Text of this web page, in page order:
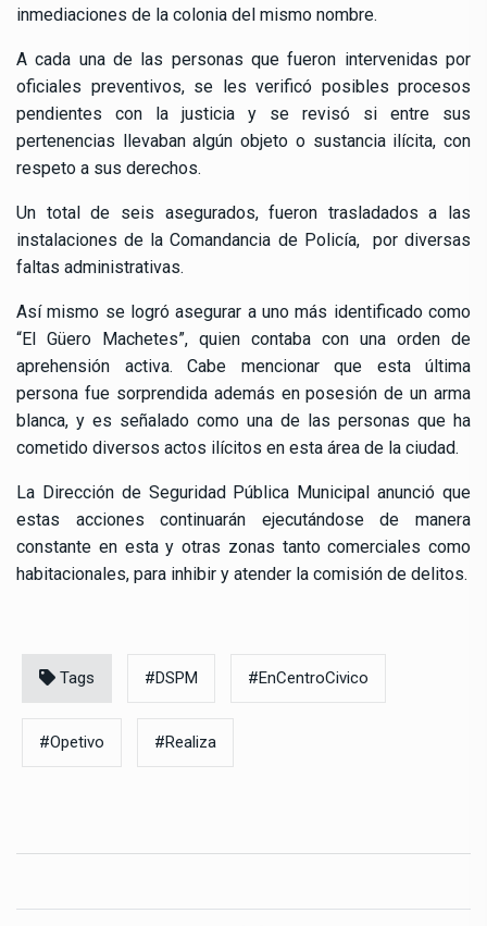
inmediaciones de la colonia del mismo nombre.
A cada una de las personas que fueron intervenidas por
oficiales preventivos, se les verificó posibles procesos
pendientes con la justicia y se revisó si entre sus
pertenencias llevaban algún objeto o sustancia ilícita, con
respeto a sus derechos.
Un total de seis asegurados, fueron trasladados a las
instalaciones de la Comandancia de Policía, por diversas
faltas administrativas.
Así mismo se logró asegurar a uno más identificado como
“El Güero Machetes”, quien contaba con una orden de
aprehensión activa. Cabe mencionar que esta última
persona fue sorprendida además en posesión de un arma
blanca, y es señalado como una de las personas que ha
cometido diversos actos ilícitos en esta área de la ciudad.
La Dirección de Seguridad Pública Municipal anunció que
estas acciones continuarán ejecutándose de manera
constante en esta y otras zonas tanto comerciales como
habitacionales, para inhibir y atender la comisión de delitos.
Tags #DSPM #EnCentroCivico
#Opetivo #Realiza